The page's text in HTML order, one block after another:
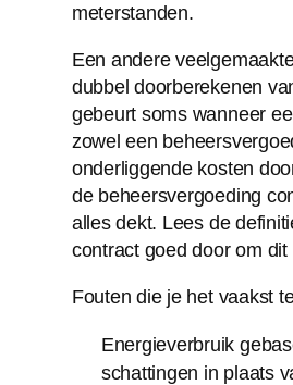
meterstanden.
Een andere
dubbel doorberekenen
gebeurt soms wanneer
zowel een
onderliggende kosten
de beheersvergoeding
alles dekt. Lees de
contract goed door om
Fouten die je het vaakst
Energieverbruik
schattingen in plaats